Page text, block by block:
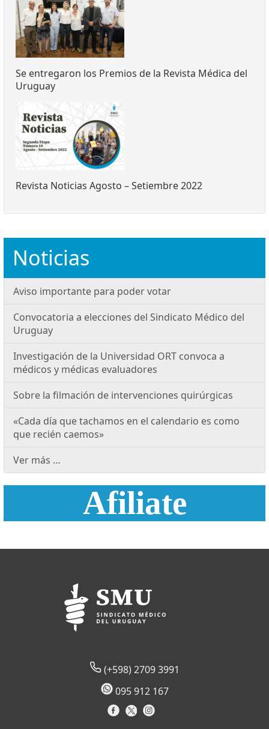
Se entregaron los Premios de la Revista Médica del
Uruguay
Revista Noticias Agosto – Setiembre 2022
Noticias
Aviso importante para poder votar
Convocatoria a elecciones del Sindicato Médico del
Uruguay
Investigación de la Universidad ORT convoca a
médicos y médicas evaluadores
Sobre la filmación de intervenciones quirúrgicas
«Cada día que tachamos en el calendario es como
que recién caemos»
Ver más …
Afiliate
(+598) 2709 3991
095 912 167